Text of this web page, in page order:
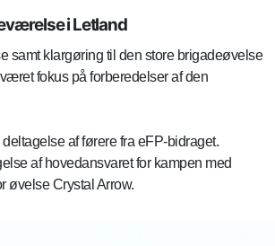
i Letland
samt klargøring til den store brigadeøvelse
fokus på forberedelser af den
af førere fra eFP-bidraget.
af hovedansvaret for kampen med
øvelse Crystal Arrow.